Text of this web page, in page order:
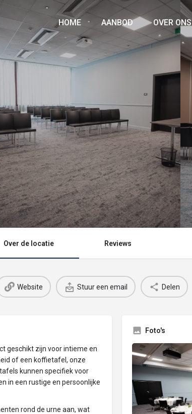
HOME AANBOD OVER ONS
Over de locatie Reviews
Website Stuur een email Delen
geschikt zijn voor intieme en
of een koffietafel, onze
kunnen specifiek voor
in een rustige en persoonlijke
rond de urne aan, wat
Foto's